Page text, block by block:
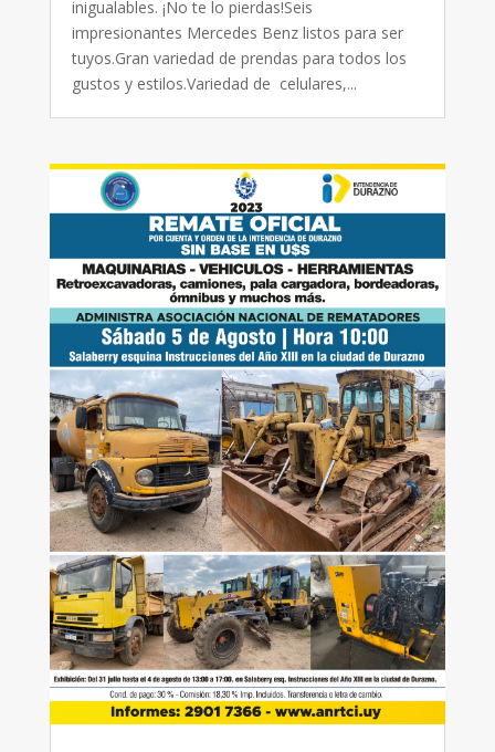
inigualables. ¡No te lo pierdas!Seis
impresionantes Mercedes Benz listos para ser
tuyos.Gran variedad de prendas para todos los
gustos y estilos.Variedad de celulares,...